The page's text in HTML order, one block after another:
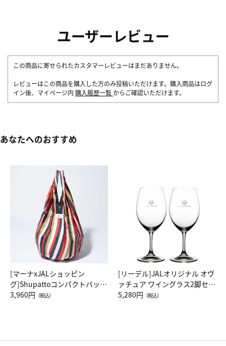
ユーザーレビュー
この商品に寄せられたカスタマーレビューはまだありません。
レビューはこの商品を購入した方のみ投稿いただけます。購入商品はログ
イン後、マイページ内 購入履歴一覧 からご確認いただけます。
あなたへのおすすめ
[マーナxJALショッピン
グ]Shupattoコンパクトバッグ
Drop JAL客室乗務員（LC）ス
3,960円 （税込）
[リーデル]JALオリジナル オヴ
ァチュア ワイングラス2脚セッ
ト（レッドワイン）
5,280円 （税込）